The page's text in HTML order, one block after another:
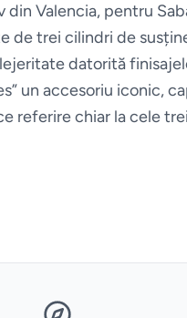
Valencia, pentru
de trei cilindri de
datorită
un accesoriu iconic,
referire chiar la cele